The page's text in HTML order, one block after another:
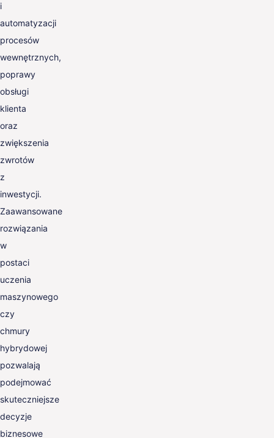
i
automatyzacji
procesów
wewnętrznych,
poprawy
obsługi
klienta
oraz
zwiększenia
zwrotów
z
inwestycji.
Zaawansowane
rozwiązania
w
postaci
uczenia
maszynowego
czy
chmury
hybrydowej
pozwalają
podejmować
skuteczniejsze
decyzje
biznesowe